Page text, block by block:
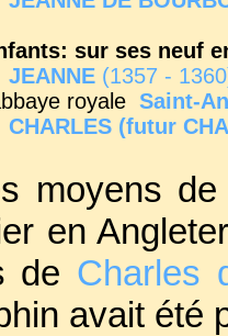
sur ses neuf
JEANNE (1357 -
royale Saint-
CHARLES (futur
ISABELLE(1373 –
respectivement
moyens
en
de Charles
avait été